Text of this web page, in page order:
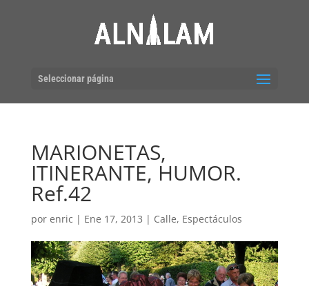
Seleccionar página
MARIONETAS,
ITINERANTE, HUMOR.
Ref.42
por enric | Ene 17, 2013 | Calle, Espectáculos